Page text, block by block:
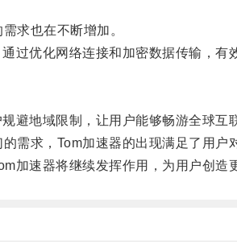
求也在不断增加。
优化网络连接和加密数据传输，有
地域限制，让用户能够畅游全球互
求，Tom加速器的出现满足了用户
速器将继续发挥作用，为用户创造